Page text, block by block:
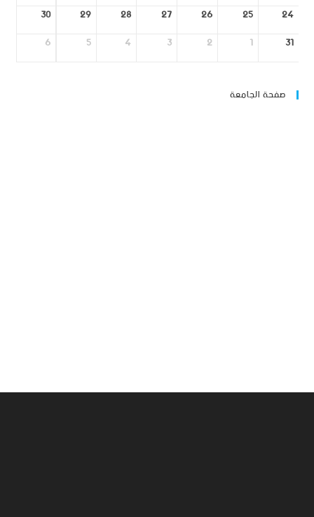
24
25
26
27
28
29
30
31
1
2
3
4
5
6
صفحة الجامعة